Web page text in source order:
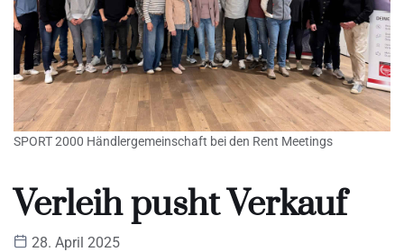
SPORT 2000 Händlergemeinschaft bei den Rent Meetings
Verleih pusht Verkauf
28. April 2025